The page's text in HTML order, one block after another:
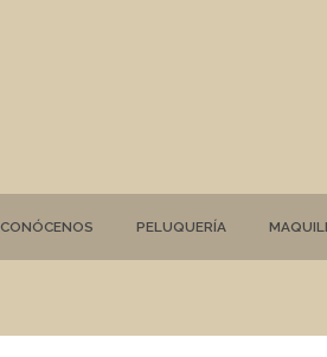
CONÓCENOS PELUQUERÍA